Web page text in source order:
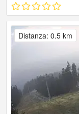
Distanza: 0.5 km